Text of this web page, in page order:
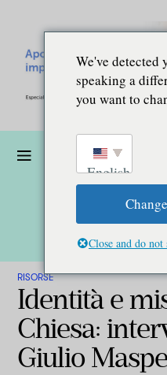
RISORSE
Identità e
Chiesa:
Giulio
We've detected
speaking a
you want to
English
Close and do